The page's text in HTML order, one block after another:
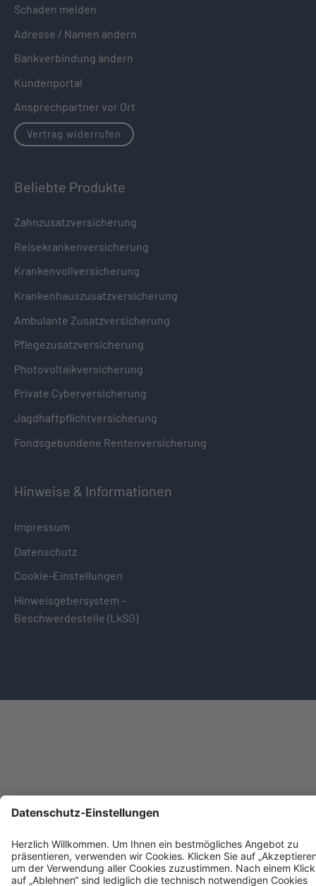
Schaden melden
Adresse / Namen ändern
Bankverbindung ändern
Kundenportal
Ansprechpartner vor Ort
Vertrag widerrufen
Beliebte Produkte
Zahnzusatzversicherung
Reisekrankenversicherung
Krankenvollversicherung
Krankenhauszusatzversicherung
Ambulante Zusatzversicherung
Pflegezusatzversicherung
Photovoltaikversicherung
Private Cyberversicherung
Jagdhaftpflichtversicherung
Fondsgebundene Rentenversicherung
Hinweise & Informationen
Impressum
Datenschutz
Cookie-Einstellungen
Hinweisgebersystem -
Beschwerdestelle (LkSG)